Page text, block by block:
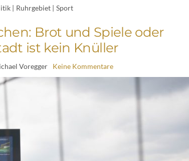
Ruhrgebiet Sport
Brot und Spiele oder
ist kein Knüller
Voregger Keine Kommentare